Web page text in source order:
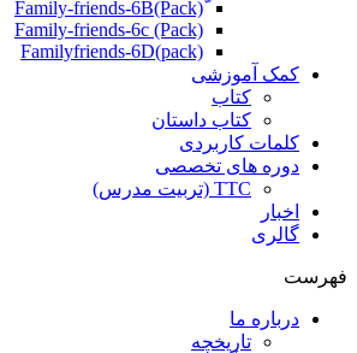
Family-friends-6c (Pack)
Familyfriends-6D(pack)
کمک آموزشی
کتاب
کتاب داستان
کلمات کاربردی
دوره های تخصصی
TTC (تربیت مدرس)
اخبار
گالری
فهرست
درباره ما
تاریخچه